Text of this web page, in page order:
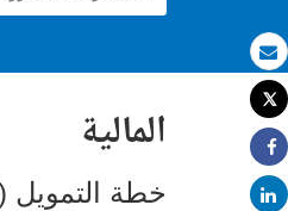
بريد الكتروني
طباعة
Tweet
Share
Share
المالية
خطة التمويل